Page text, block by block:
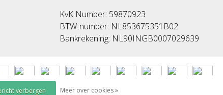
KvK Number: 59870923
BTW-number: NL853675351B02
Bankrekening: NL90INGB0007029639
verbergen Meer over cookies »